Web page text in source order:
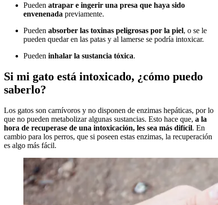
Pueden atrapar e ingerir una presa que haya sido
envenenada previamente.
Pueden absorber las toxinas peligrosas por la piel, o se le
pueden quedar en las patas y al lamerse se podría intoxicar.
Pueden inhalar la sustancia tóxica.
Si mi gato está intoxicado, ¿cómo puedo
saberlo?
Los gatos son carnívoros y no disponen de enzimas hepáticas, por lo
que no pueden metabolizar algunas sustancias. Esto hace que, a la
hora de recuperase de una intoxicación, les sea más difícil. En
cambio para los perros, que si poseen estas enzimas, la recuperación
es algo más fácil.